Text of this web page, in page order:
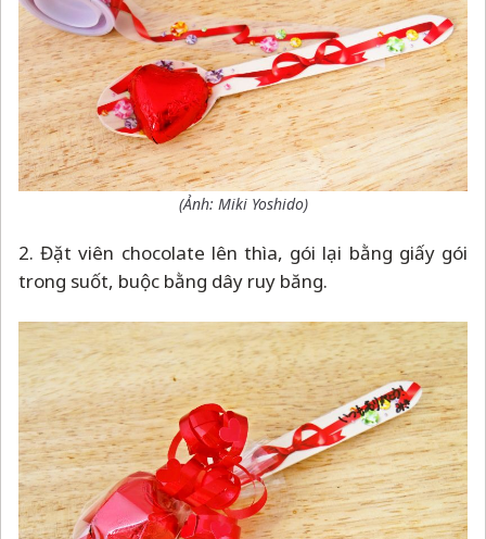
(Ảnh: Miki Yoshido)
2. Đặt viên chocolate lên thìa, gói lại bằng giấy gói
trong suốt, buộc bằng dây ruy băng.